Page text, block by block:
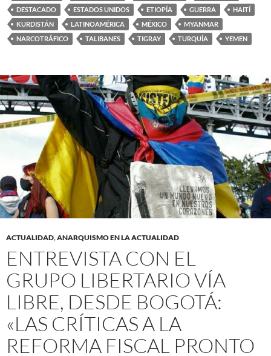
DESTACADO
ESTADOS UNIDOS ETIOPÍA GUERRA
HAITÍ
KURDISTÁN
LATINOAMÉRICA MÉXICO
MYANMAR
NARCOTRÁFICO
TALIBANES TIGRAY TURQUÍA YEMEN
ACTUALIDAD,ANARQUISMO EN LA ACTUALIDAD
ENTREVISTA CON EL
GRUPO LIBERTARIO VÍA
LIBRE, DESDE BOGOTÁ:
«LAS CRÍTICAS A LA
REFORMA FISCAL PRONTO